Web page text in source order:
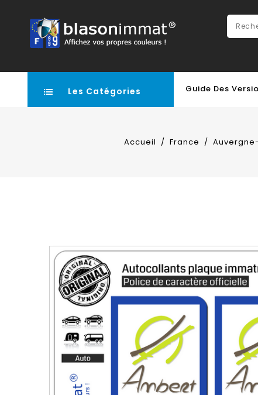
Les Catégories Guide Des
Accueil France